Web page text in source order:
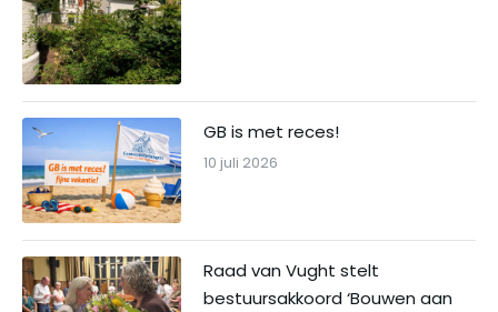
GB is met reces!
10 juli 2026
Raad van Vught stelt
bestuursakkoord ‘Bouwen aan